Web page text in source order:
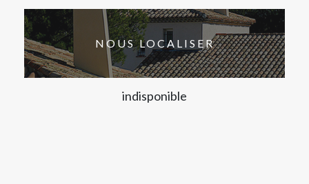
NOUS LOCALISER
indisponible